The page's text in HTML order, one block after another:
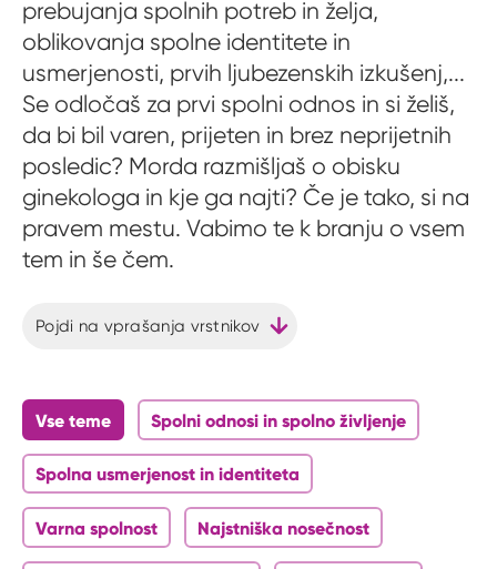
prebujanja spolnih potreb in želja,
oblikovanja spolne identitete in
usmerjenosti, prvih ljubezenskih izkušenj,...
Se odločaš za prvi spolni odnos in si želiš,
da bi bil varen, prijeten in brez neprijetnih
posledic? Morda razmišljaš o obisku
ginekologa in kje ga najti? Če je tako, si na
pravem mestu. Vabimo te k branju o vsem
tem in še čem.
Pojdi na vprašanja vrstnikov
Vse teme Spolni odnosi in spolno življenje
Spolna usmerjenost in identiteta
Varna spolnost Najstniška nosečnost